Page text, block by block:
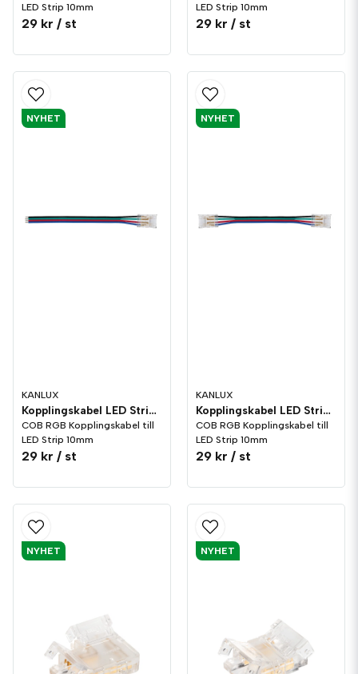
LED Strip 10mm
29 kr / st
LED Strip 10mm
29 kr / st
KANLUX
Kopplingskabel LED Strip COB RGB 10mm enkel
COB RGB Kopplingskabel till
LED Strip 10mm
29 kr / st
NYHET
KANLUX
Kopplingskabel LED Strip COB RGB 10mm dubbel
COB RGB Kopplingskabel till
LED Strip 10mm
29 kr / st
NYHET
NYHET NYHET